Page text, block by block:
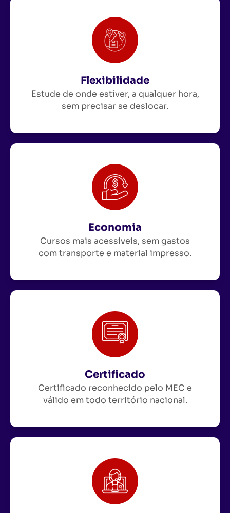
Flexibilidade
Estude de onde estiver, a qualquer hora,
sem precisar se deslocar.
Economia
Cursos mais acessíveis, sem gastos
com transporte e material impresso.
Certificado
Certificado reconhecido pelo MEC e
válido em todo território nacional.